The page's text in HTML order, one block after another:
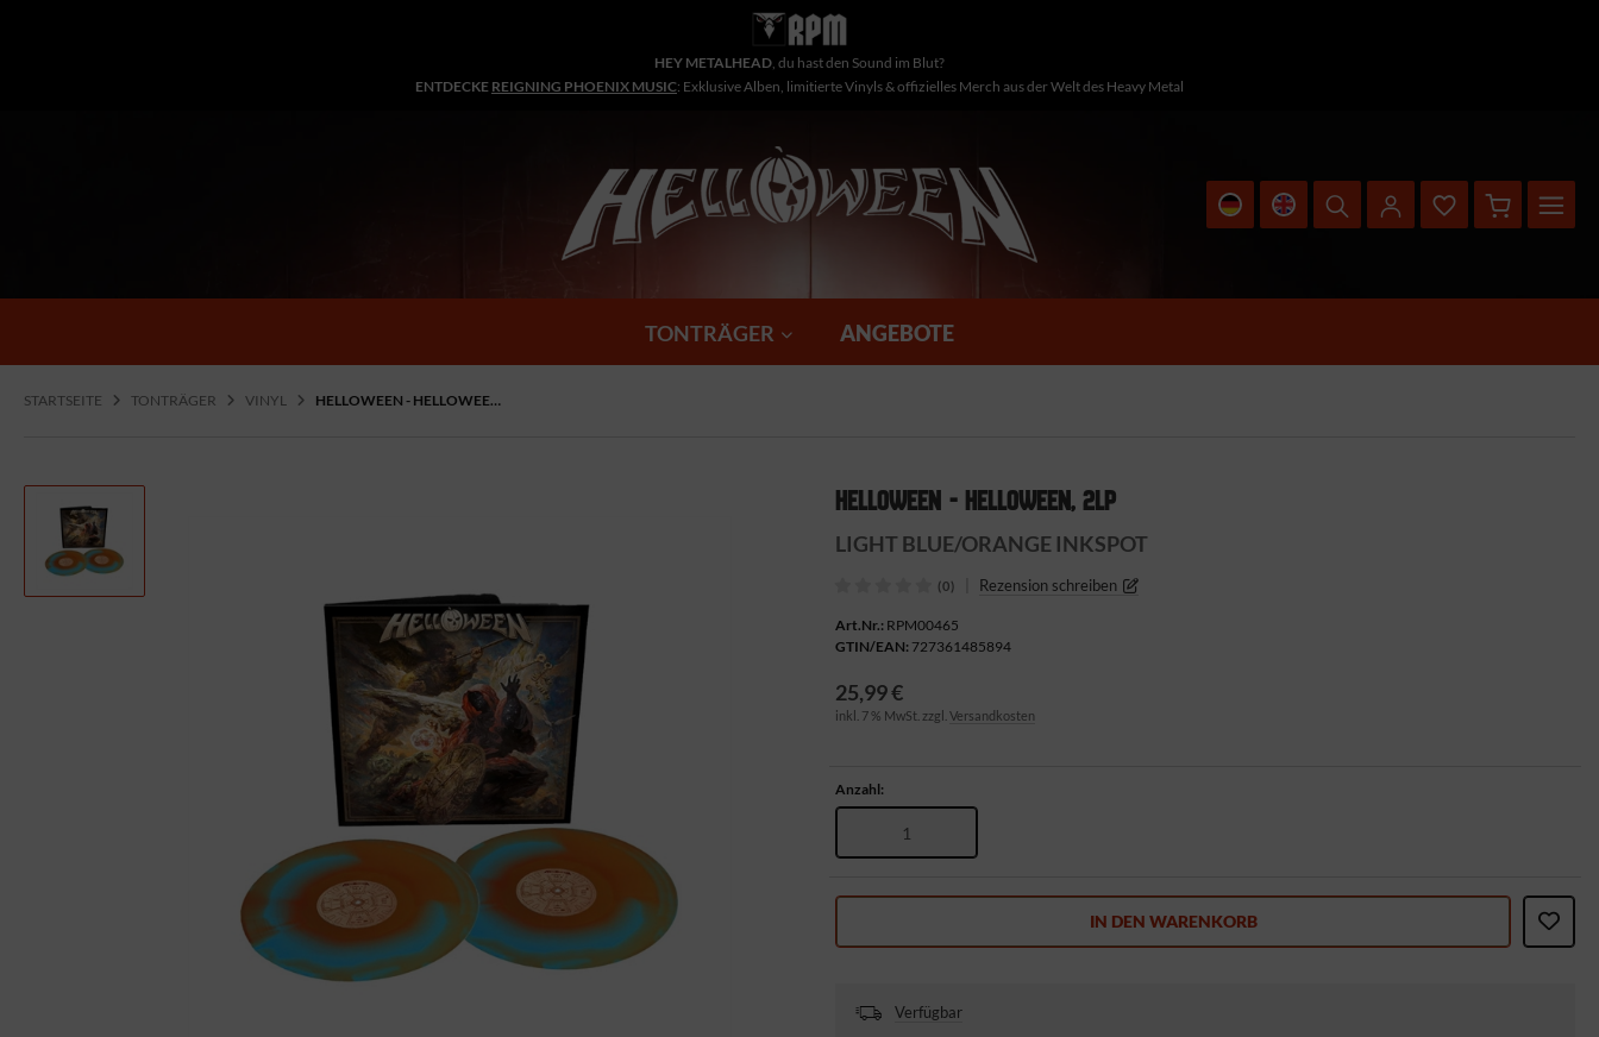
HEY METALHEAD, du hast den Sound im Blut?
ENTDECKE REIGNING PHOENIX MUSIC: Exklusive Alben, limitierte Vinyls & offizielles Merch aus der Welt des Heavy Metal
TONTRÄGER ANGEBOTE
STARTSEITE TONTRÄGER VINYL HELLOWEEN - HELLOWEEN, 2LP
HELLOWEEN - HELLOWEEN, 2LP
LIGHT BLUE/ORANGE INKSPOT
(0) Rezension schreiben
Art.Nr.: RPM00465
GTIN/EAN: 727361485894
25,99 €
inkl. 7 % MwSt. zzgl. Versandkosten
Anzahl:
IN DEN WARENKORB
Verfügbar